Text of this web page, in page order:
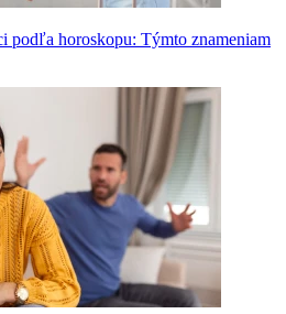
podľa horoskopu: Týmto znameniam